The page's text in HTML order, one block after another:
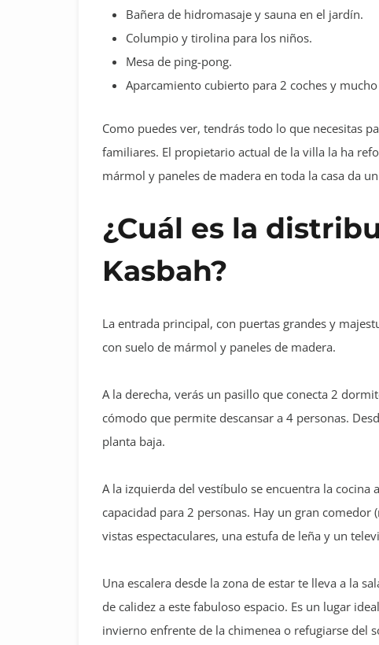
Bañera de hidromasaje y sauna en el jardín.
Columpio y tirolina para los niños.
Mesa de ping-pong.
Aparcamiento cubierto para 2 coches y
Como puedes ver, tendrás todo lo que necesitas
familiares. El propietario actual de la villa la ha
mármol y paneles de madera en toda la casa da
¿Cuál es la
Kasbah?
La entrada principal, con puertas grandes y
con suelo de mármol y paneles de madera.
A la derecha, verás un pasillo que conecta 2
cómodo que permite descansar a 4 personas.
planta baja.
A la izquierda del vestíbulo se encuentra la cocina
capacidad para 2 personas. Hay un gran comedor
vistas espectaculares, una estufa de leña y un
Una escalera desde la zona de estar te lleva a la
de calidez a este fabuloso espacio. Es un lugar
invierno enfrente de la chimenea o refugiarse del